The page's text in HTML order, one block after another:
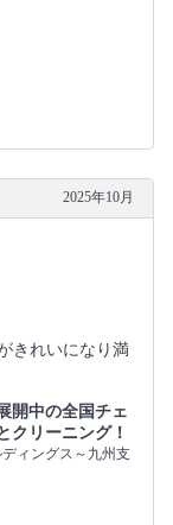
2025年10月
きれいになり満
開中の全国チェ
クリーニング！
ィングス～九州支